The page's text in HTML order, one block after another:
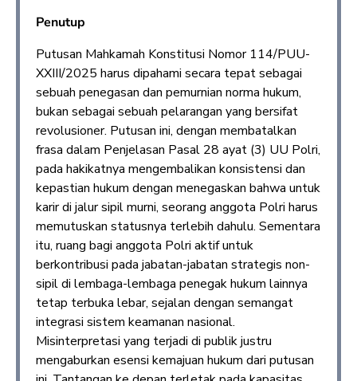
Penutup
Putusan Mahkamah Konstitusi Nomor 114/PUU-
XXIII/2025 harus dipahami secara tepat sebagai
sebuah penegasan dan pemurnian norma hukum,
bukan sebagai sebuah pelarangan yang bersifat
revolusioner. Putusan ini, dengan membatalkan
frasa dalam Penjelasan Pasal 28 ayat (3) UU Polri,
pada hakikatnya mengembalikan konsistensi dan
kepastian hukum dengan menegaskan bahwa untuk
karir di jalur sipil murni, seorang anggota Polri harus
memutuskan statusnya terlebih dahulu. Sementara
itu, ruang bagi anggota Polri aktif untuk
berkontribusi pada jabatan-jabatan strategis non-
sipil di lembaga-lembaga penegak hukum lainnya
tetap terbuka lebar, sejalan dengan semangat
integrasi sistem keamanan nasional.
Misinterpretasi yang terjadi di publik justru
mengaburkan esensi kemajuan hukum dari putusan